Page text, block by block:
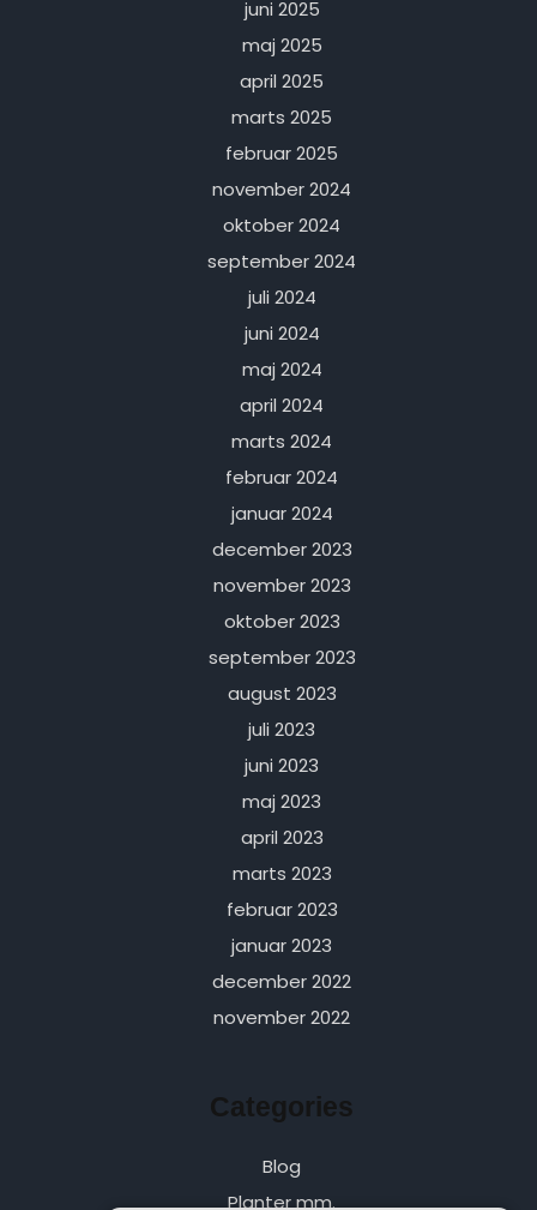
juni 2025
maj 2025
april 2025
marts 2025
februar 2025
november 2024
oktober 2024
september 2024
juli 2024
juni 2024
maj 2024
april 2024
marts 2024
februar 2024
januar 2024
december 2023
november 2023
oktober 2023
september 2023
august 2023
juli 2023
juni 2023
maj 2023
april 2023
marts 2023
februar 2023
januar 2023
december 2022
november 2022
Categories
Blog
Planter mm.